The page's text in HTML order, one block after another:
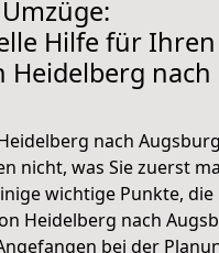
Hilfe für Ihren
Heidelberg nach
nach
nicht, was Sie zuerst
wichtige Punkte, die
Heidelberg nach
bei der